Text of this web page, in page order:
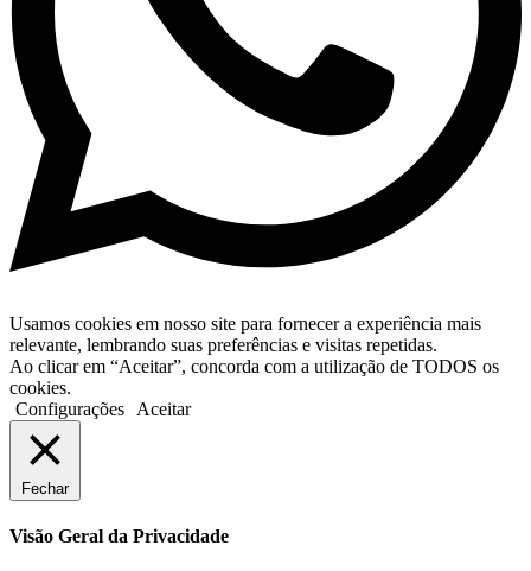
Usamos cookies em nosso site para fornecer a experiência mais
relevante, lembrando suas preferências e visitas repetidas.
Ao clicar em “Aceitar”, concorda com a utilização de TODOS os
cookies.
Configurações
Aceitar
Fechar
Visão Geral da Privacidade